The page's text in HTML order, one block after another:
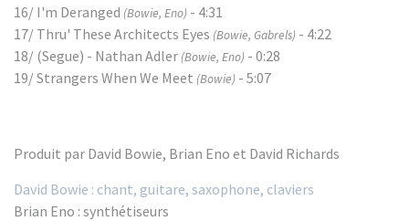
16/ I'm Deranged (Bowie, Eno) - 4:31
17/ Thru' These Architects Eyes (Bowie, Gabrels) - 4:22
18/ (Segue) - Nathan Adler (Bowie, Eno) - 0:28
19/ Strangers When We Meet (Bowie) - 5:07
Produit par David Bowie, Brian Eno et David Richards
David Bowie : chant, guitare, saxophone, claviers
Brian Eno : synthétiseurs